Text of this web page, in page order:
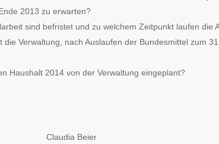
2013 zu erwarten?
sind befristet und zu welchem Zeitpunkt laufen die
die Verwaltung, nach Auslaufen der Bundesmittel zum
Haushalt 2014 von der Verwaltung eingeplant?
Beier